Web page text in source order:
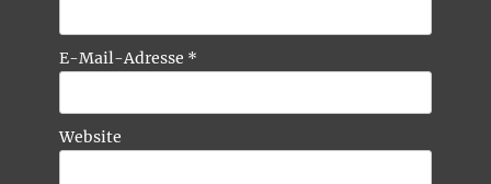
E-Mail-Adresse *
Website